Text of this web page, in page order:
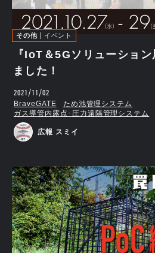
その他 イベント
『IoT＆5Gソリューショ
ました！
2021/11/02
BraveGATE
ため池管理システム
ガス導管内露点･圧力遠隔管理システム
広報 スミイ